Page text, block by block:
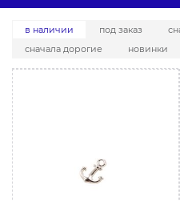
в наличии под заказ
сначала дорогие
новинки